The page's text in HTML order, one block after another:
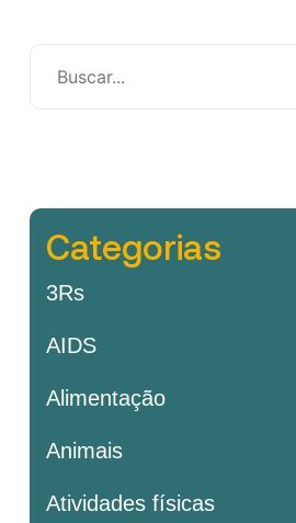
Categorias
3Rs
AIDS
Alimentação
Animais
Atividades físicas